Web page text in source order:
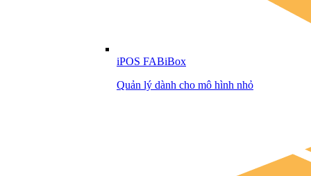
iPOS FABiBox
Quản lý dành cho mô hình nhỏ